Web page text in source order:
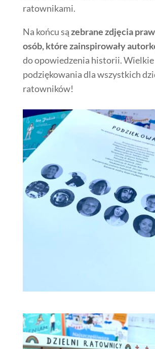
ratownikami.
Na końcu sązebrane zdjęcia
osób, które zainspirowały
do opowiedzenia historii. Wielkie
podziękowania dla wszystkich
ratowników!